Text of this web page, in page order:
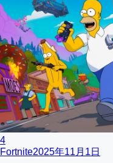
4
Fortnite2025年11月1日